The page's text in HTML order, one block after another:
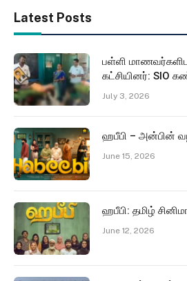
Latest Posts
பள்ளி
கட்சியினர்: SIO
July 3, 2026
ஹபீபி – அன்பின்
June 15, 2026
ஹபீபி: தமிழ்
June 12, 2026